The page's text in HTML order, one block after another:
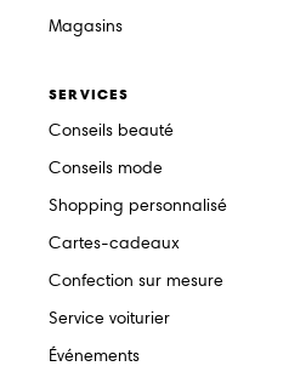
Magasins
SERVICES
Conseils beauté
Conseils mode
Shopping personnalisé
Cartes-cadeaux
Confection sur mesure
Service voiturier
Événements